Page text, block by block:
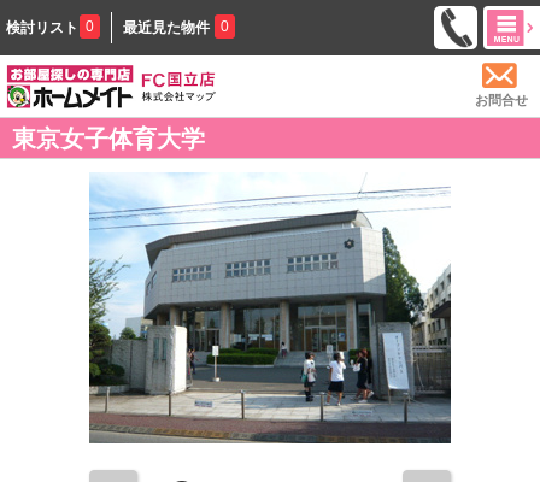
検討リスト 0 最近見た物件 0
お問合せ
東京女子体育大学